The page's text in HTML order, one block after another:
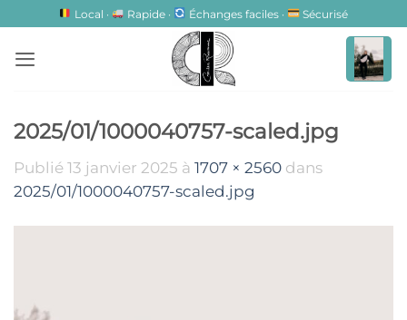
contenu
Local · Rapide · Échanges faciles · Sécurisé
2025/01/1000040757-scaled.jpg
Publié 13 janvier 2025 à 1707 × 2560 dans
2025/01/1000040757-scaled.jpg